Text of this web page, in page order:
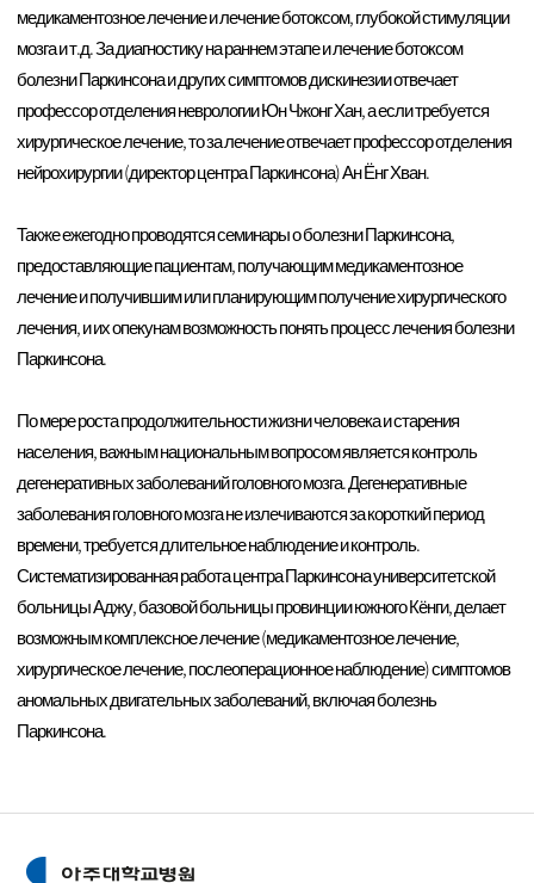
медикаментозное лечение и лечение ботоксом, глубокой стимуляции
мозга и т.д. За диагностику на раннем этапе и лечение ботоксом
болезни Паркинсона и других симптомов дискинезии отвечает
профессор отделения неврологии Юн Чжонг Хан, а если требуется
хирургическое лечение, то за лечение отвечает профессор отделения
нейрохирургии (директор центра Паркинсона) Ан Ёнг Хван.
Также ежегодно проводятся семинары о болезни Паркинсона,
предоставляющие пациентам, получающим медикаментозное
лечение и получившим или планирующим получение хирургического
лечения, и их опекунам возможность понять процесс лечения болезни
Паркинсона.
По мере роста продолжительности жизни человека и старения
населения, важным национальным вопросом является контроль
дегенеративных заболеваний головного мозга. Дегенеративные
заболевания головного мозга не излечиваются за короткий период
времени, требуется длительное наблюдение и контроль.
Систематизированная работа центра Паркинсона университетской
больницы Аджу, базовой больницы провинции южного Кёнги, делает
возможным комплексное лечение (медикаментозное лечение,
хирургическое лечение, послеоперационное наблюдение) симптомов
аномальных двигательных заболеваний, включая болезнь
Паркинсона.